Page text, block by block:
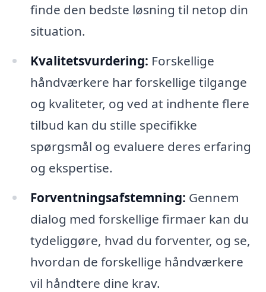
finde den bedste løsning til netop din
situation.
Kvalitetsvurdering: Forskellige
håndværkere har forskellige tilgange
og kvaliteter, og ved at indhente flere
tilbud kan du stille specifikke
spørgsmål og evaluere deres erfaring
og ekspertise.
Forventningsafstemning: Gennem
dialog med forskellige firmaer kan du
tydeliggøre, hvad du forventer, og se,
hvordan de forskellige håndværkere
vil håndtere dine krav.